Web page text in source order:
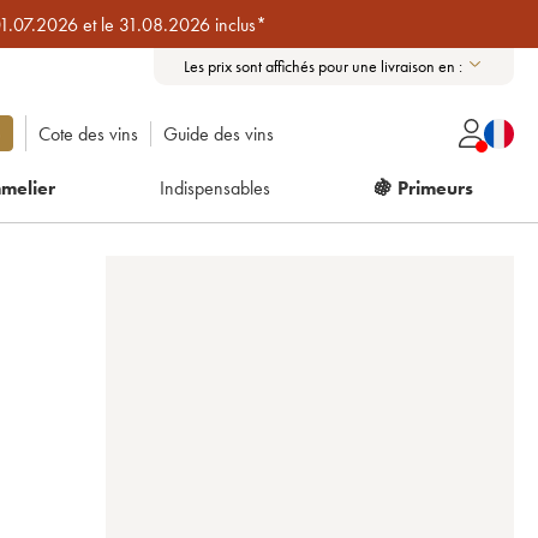
et le 31.08.2026 inclus*
Les prix sont affichés pour une livraison en :
Cote des vins Guide des vins
Indispensables 🍇 Primeurs